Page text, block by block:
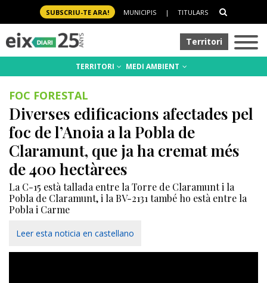
SUBSCRIU-TE ARA! MUNICIPIS | TITULARS
Territori
TERRITORI MEDI AMBIENT
FOC FORESTAL
Diverses edificacions afectades pel
foc de l’Anoia a la Pobla de
Claramunt, que ja ha cremat més
de 400 hectàrees
La C-15 està tallada entre la Torre de Claramunt i la
Pobla de Claramunt, i la BV-2131 també ho està entre la
Pobla i Carme
Leer esta noticia en castellano